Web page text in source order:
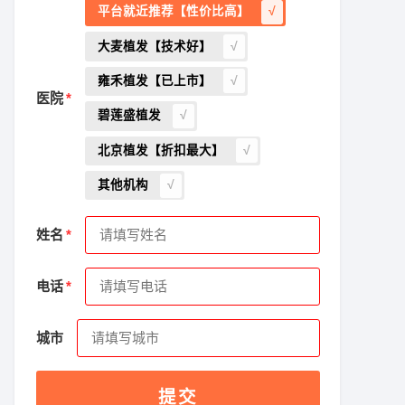
医院
平台就近推荐【性价比高】
大麦植发【技术好】
雍禾植发【已上市】
碧莲盛植发
北京植发【折扣最大】
其他机构
姓名
电话
城市
提交